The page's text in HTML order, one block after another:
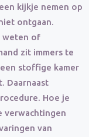
kijkje nemen op
ontgaan.
weten of
zit immers te
stoffige kamer
Daarnaast
Hoe je
verwachtingen
van